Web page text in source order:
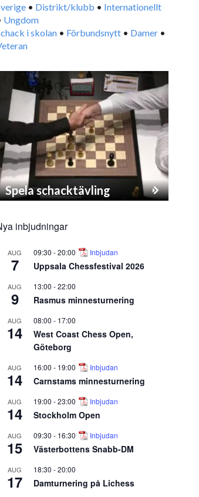
• Distrikt/klubb • Internationellt
Ungdom
i skolan • Förbundsnytt • Damer •
Spela schacktävling
inbjudningar
AUG
7
09:30 -20:00 Inbjudan
Uppsala Chessfestival 2026
AUG
9
13:00 -22:00
Rasmus minnesturnering
AUG
14
08:00 - 17:00
West Coast Chess Open,
Göteborg
AUG
14
16:00 - 19:00 Inbjudan
Carnstams minnesturnering
AUG
14
19:00 -23:00 Inbjudan
Stockholm Open
AUG
15
09:30 - 16:30 Inbjudan
Västerbottens Snabb-DM
AUG
17
18:30 -20:00
Damturnering på Lichess